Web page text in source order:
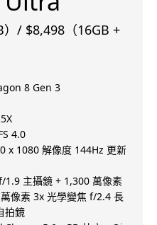
）/ $8,498（16GB +
8 Gen 3
4.0
x 1080 解像度 144Hz 更新
1.9 主攝鏡 + 1,300 萬像素
像素 3x 光學變焦 f/2.4 長
拍鏡